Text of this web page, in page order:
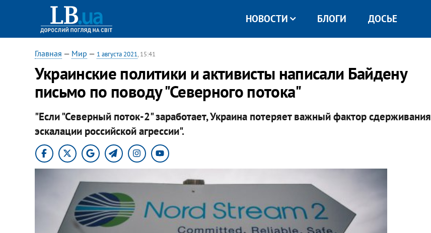
НОВОСТИ БЛОГИ ДОСЬЕ
Главная — Мир — 1 августа 2021, 15:41
Украинские политики и активисты написали Байдену
письмо по поводу "Северного потока"
"Если "Северный поток-2" заработает, Украина потеряет важный фактор сдерживания
эскалации российской агрессии".